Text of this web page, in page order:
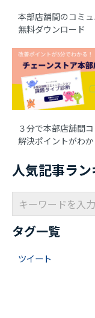
本部店舗間のコミ
無料ダウンロード
３分で本部店舗間
解決ポイントがわ
人気記事ラ
タグ一覧
ツイート